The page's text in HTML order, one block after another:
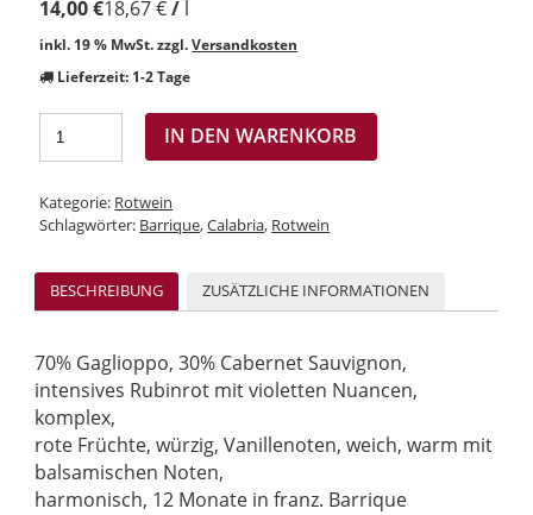
14,00€18,67€/ l
inkl. 19 % MwSt. zzgl.Versandkosten
Lieferzeit: 1-2 Tage
IN DEN WARENKORB
Kategorie: Rotwein
Schlagwörter: Barrique,Calabria, Rotwein
BESCHREIBUNG ZUSÄTZLICHE INFORMATIONEN
70% Gaglioppo, 30% Cabernet Sauvignon,
intensives Rubinrot mit violetten Nuancen,
komplex,
rote Früchte, würzig, Vanillenoten, weich, warm mit
balsamischen Noten,
harmonisch, 12 Monate in franz. Barrique